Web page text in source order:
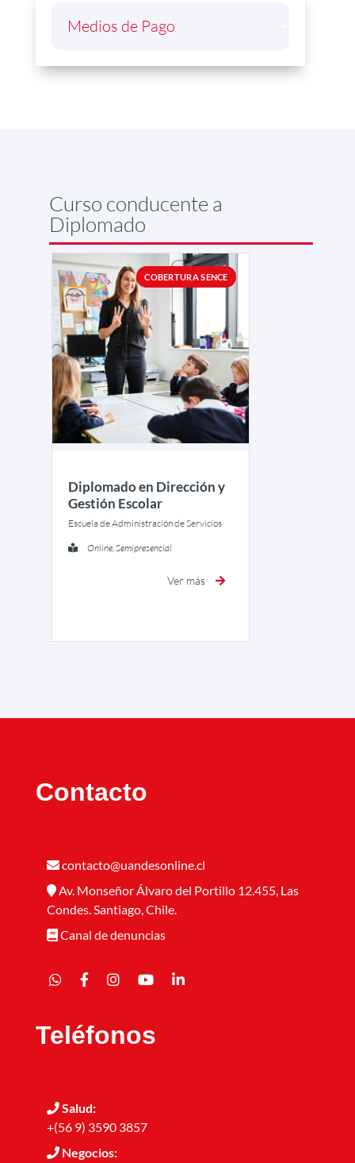
Medios de Pago
Curso conducente a
Diplomado
COBERTURA SENCE
Diplomado en Dirección y
Gestión Escolar
Escuela de Administración de Servicios
Online, Semipresencial
Ver más
Contacto
contacto@uandesonline.cl
Av. Monseñor Álvaro del Portillo 12.455, Las
Condes. Santiago, Chile.
Canal de denuncias
Teléfonos
Salud:
+(56 9) 3590 3857
Negocios: